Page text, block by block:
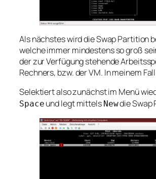
Als nächstes wird die Swap Partition
welche immer mindestens so groß
der zur Verfügung stehende
Rechners, bzw. der VM. In meinem
Selektiert also zunächst im Menü
Space und legt mittels Newdie Swap